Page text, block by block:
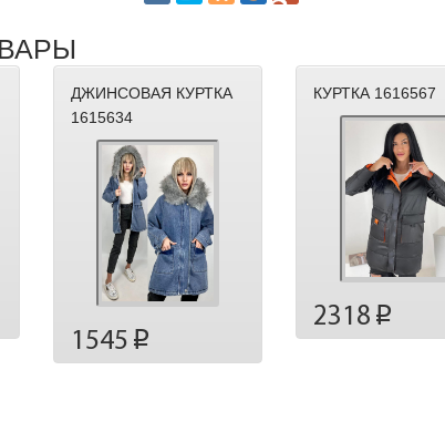
ДЖИНСОВАЯ КУРТКА
1615634
1545 p
КУРТКА 1616567
2318 p